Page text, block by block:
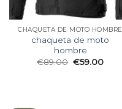
CHAQUETA DE MOTO HOMBRE
chaqueta de moto
hombre
€89.00 €59.00